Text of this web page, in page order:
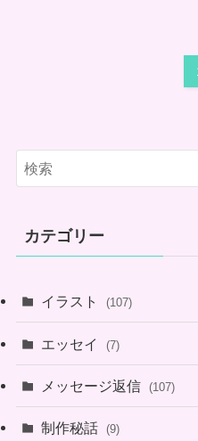
カテゴリー
イラスト (107)
エッセイ (7)
メッセージ返信 (107)
制作秘話 (9)